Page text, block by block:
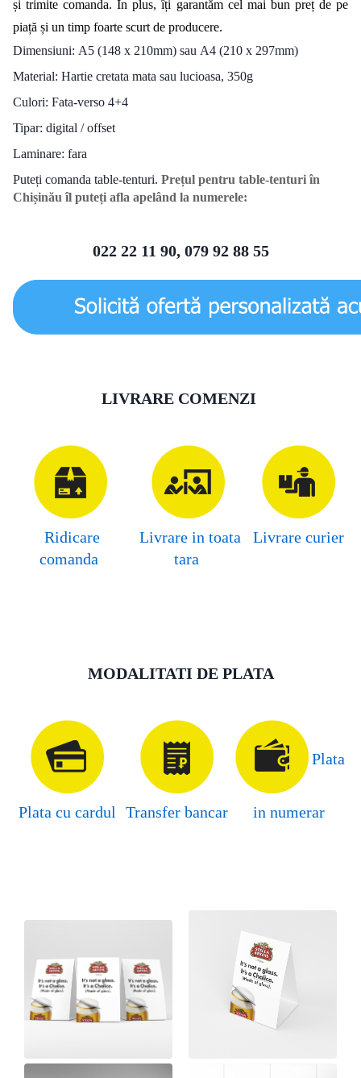
și trimite comanda. În plus, îți garantăm cel mai bun preț de pe
piață și un timp foarte scurt de producere.
Dimensiuni: А5 (148 х 210mm) sau А4 (210 х 297mm)
Material: Hartie cretata mata sau lucioasa, 350g
Culori: Fata-verso 4+4
Tipar: digital / offset
Laminare: fara
Puteți comanda table-tenturi. Prețul pentru table-tenturi în
Chișinău îl puteți afla apelând la numerele:
022 22 11 90, 079 92 88 55
LIVRARE COMENZI
Ridicare
comanda
Livrare in toata
tara
Livrare curier
MODALITATI DE PLATA
Plata cu cardul Transfer bancar
Plata
in numerar